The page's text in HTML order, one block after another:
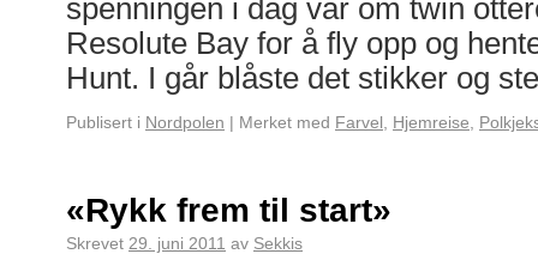
spenningen i dag var om twin
Resolute Bay for å fly opp og
Hunt. I går blåste det stikker og
Publisert i Nordpolen | Merket med Farvel Hjemreise
«Rykk frem til start»
Skrevet 29. juni 2011 av Sekkis